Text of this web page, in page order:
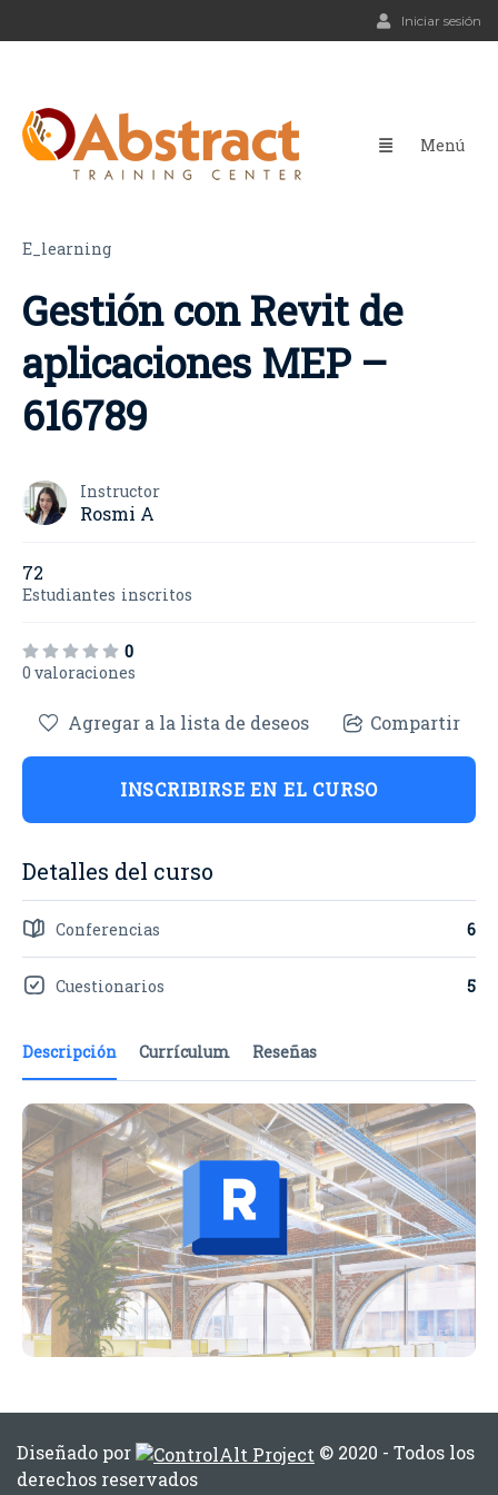
Iniciar sesión
E_learning
Gestión con Revit de
aplicaciones MEP –
616789
Instructor
Rosmi A
72
Estudiantes inscritos
0
0 valoraciones
Descripción Currículum Reseñas
Agregar a la lista de deseos Compartir
INSCRIBIRSE EN EL CURSO
Detalles del curso
Conferencias 6
Cuestionarios 5
Diseñado por
© 2020 - Todos los
derechos reservados